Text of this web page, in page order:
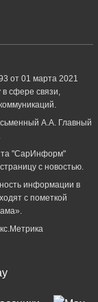
от 01 марта 2021
сфере связи,
А.А. Главный
"СарИнформ"
с новостью.
информации в
с пометкой